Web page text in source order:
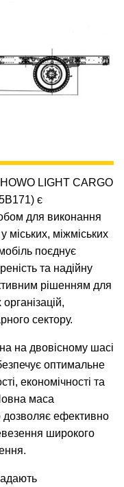
LIGHT CARGO
є
для виконання
міжміських
поєднує
та надійну
рішенням для
сектору.
на двовісному шасі
оптимальне
економічності та
маса
дозволяє ефективно
широкого